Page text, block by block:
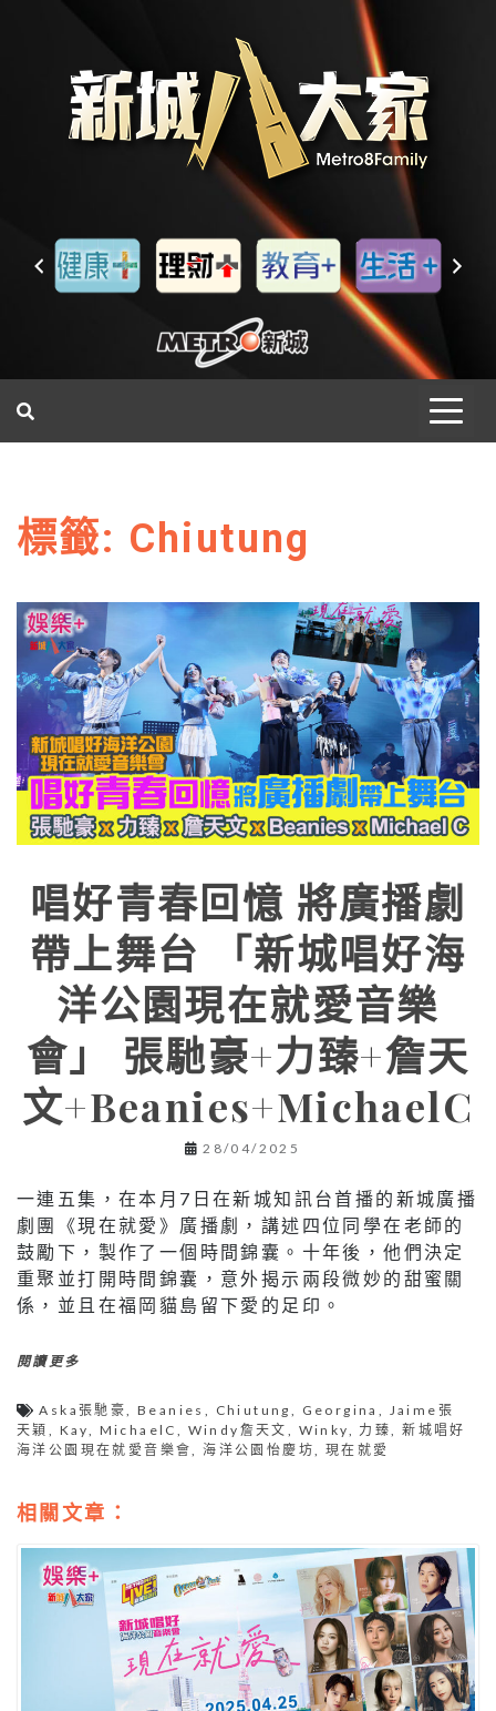
標籤: Chiutung
唱好青春回憶 將廣播劇
帶上舞台 「新城唱好海
洋公園現在就愛音樂
會」 張馳豪+力臻+詹天
文+Beanies+MichaelC
28/04/2025
一連五集，在本月7日在新城知訊台首播的新城廣播
劇團《現在就愛》廣播劇，講述四位同學在老師的
鼓勵下，製作了一個時間錦囊。十年後，他們決定
重聚並打開時間錦囊，意外揭示兩段微妙的甜蜜關
係，並且在福岡貓島留下愛的足印。
閱讀更多
Aska張馳豪,Beanies , Chiutung , Georgina , Jaime張
天穎 , Kay, MichaelC , Windy詹天文 , Winky, 力臻,新城唱好
海洋公園現在就愛音樂會,海洋公園怡慶坊, 現在就愛
相關文章：